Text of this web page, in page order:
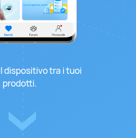
dispositivo tra i tuoi
prodotti.